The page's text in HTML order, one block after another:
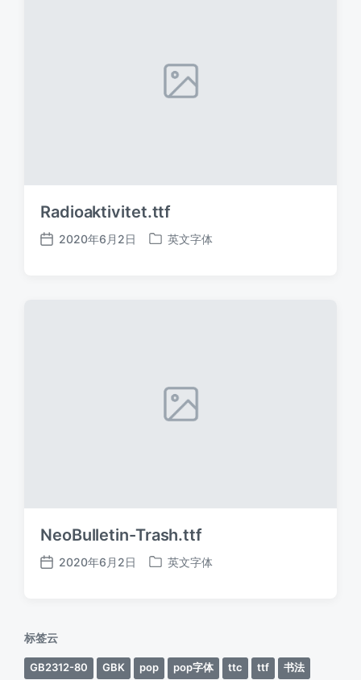
Radioaktivitet.ttf
发
2020年6月2日
发
英文字体
NeoBulletin-Trash.ttf
发
2020年6月2日
发
英文字体
标签云
GB2312-80 GBK pop pop字体 ttc ttf
书法